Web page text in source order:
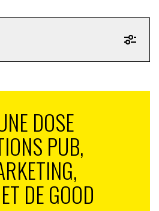
DOSE
PUB,
DE GOOD